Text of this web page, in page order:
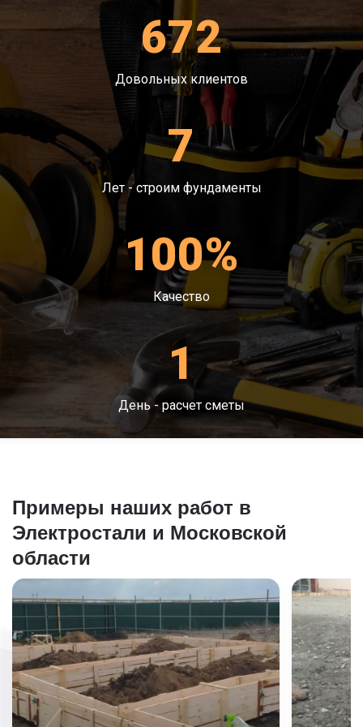
Сборка щитов. Элементы необходимо
объединить с брусками с применением
гвоздей или самонарезающих винтов. Бруски
должны размещаться снаружи. После
рассчитывают расстояние, которое
одинаковое с толщиной стены. Выполняют
последующий ряд из щитов.
Придание устойчивости строению. Щиты
необходимо прислонять, как можно ближе
друг к другу. Заказать материал предлагаем в
нашей организации.
Засыпка из песка или щебня. Смесь нужно
защитить от влаги.
672
Довольных клиентов
7
Лет - строим фундаменты
100%
Качество
1
День - расчет сметы
Примеры наших работ в
Электростали и Московской
области